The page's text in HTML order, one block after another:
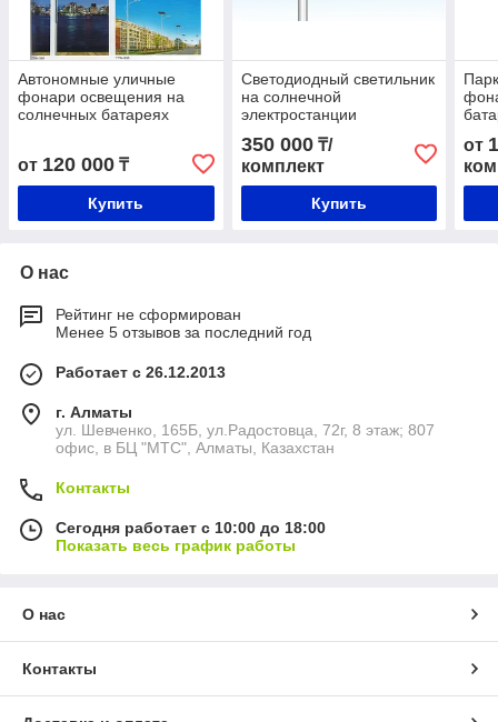
Автономные уличные
фонари освещения на
солнечных батареях
от 120 000 ₸
Купить
Светодиодный светильник
на солнечной
электростанции
350 000₸/
комплект
Купить
от
О нас
Рейтинг не сформирован
Менее 5 отзывов за последний год
Работает с 26.12.2013
г. Алматы
ул. Шевченко, 165Б, ул.​Радостовца, 72г, 8 этаж; 807
офис, в БЦ "МТС", Алматы, Казахстан
Контакты
Сегодня работает с 10:00 до 18:00
Показать весь график работы
О нас
Контакты